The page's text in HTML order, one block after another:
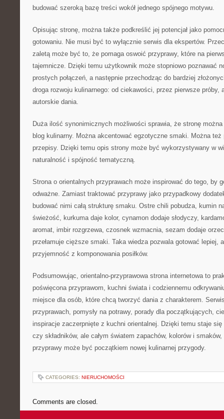
budować szeroką bazę treści wokół jednego spójnego motywu.
Opisując stronę, można także podkreślić jej potencjał jako
gotowaniu. Nie musi być to wyłącznie serwis dla ekspertów.
zaletą może być to, że pomaga oswoić przyprawy, które na
tajemnicze. Dzięki temu użytkownik może stopniowo poznawać
prostych połączeń, a następnie przechodząc do bardziej
droga rozwoju kulinarnego: od ciekawości, przez pierwsze próby,
autorskie dania.
Duża ilość synonimicznych możliwości sprawia, że stronę
blog kulinarny. Można akcentować egzotyczne smaki. Można też
przepisy. Dzięki temu opis strony może być wykorzystywany w
naturalność i spójność tematyczną.
Strona o orientalnych przyprawach może inspirować do tego, by
odważne. Zamiast traktować przyprawy jako przypadkowy
budować nimi całą strukturę smaku. Ostre chili pobudza, kumin
świeżość, kurkuma daje kolor, cynamon dodaje słodyczy,
aromat, imbir rozgrzewa, czosnek wzmacnia, sezam dodaje
przełamuje cięższe smaki. Taka wiedza pozwala gotować lepiej,
przyjemność z komponowania posiłków.
Podsumowując, orientalno-przyprawowa strona internetowa to
poświęcona przyprawom, kuchni świata i codziennemu
miejsce dla osób, które chcą tworzyć dania z charakterem.
przyprawach, pomysły na potrawy, porady dla początkujących,
inspiracje zaczerpnięte z kuchni orientalnej. Dzięki temu staje
czy składników, ale całym światem zapachów, kolorów i
przyprawy może być początkiem nowej kulinarnej przygody.
CATEGORIES: NIERUCHOMOŚCI
Comments are closed.